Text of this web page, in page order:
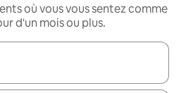
où vous vous sentez comme
d'un mois ou plus.
utilisez les flèches vers le